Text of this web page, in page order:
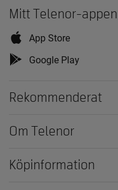
Rekommenderat
Om Telenor
Köpinformation
Mitt Telenor-appen
App Store
Google Play